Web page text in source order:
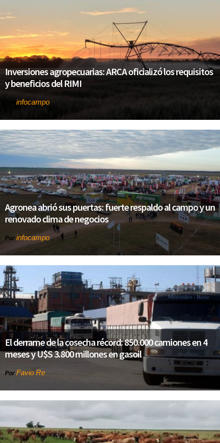
Inversiones agropecuarias: ARCA oficializó los requisitos
y beneficios del RIMI
infocampo
Agronea abrió sus puertas: fuerte respaldo al campo y un
renovado clima de negocios
Por infocampo
El derrame de la cosecha récord: 850.000 camiones en 4
meses y U$S 3.800 millones en gasoil
Por Favio Re